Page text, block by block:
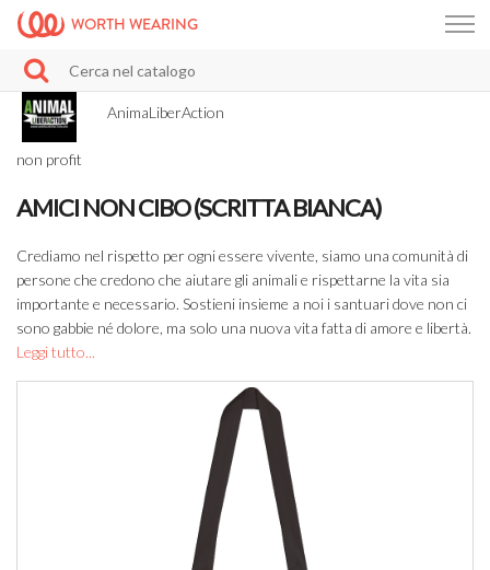
WORTH WEARING
AnimaLiberAction
non profit
AMICI NON CIBO (SCRITTA BIANCA)
Crediamo nel rispetto per ogni essere vivente, siamo una comunità di
persone che credono che aiutare gli animali e rispettarne la vita sia
importante e necessario. Sostieni insieme a noi i santuari dove non ci
sono gabbie né dolore, ma solo una nuova vita fatta di amore e libertà.
Leggi tutto...